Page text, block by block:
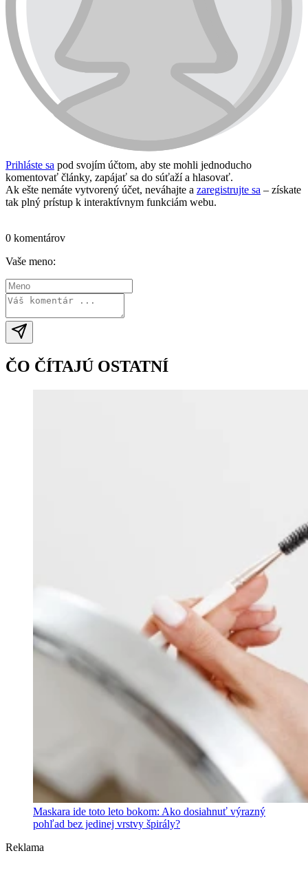
Prihláste sa pod svojím účtom, aby ste mohli jednoducho
komentovať články, zapájať sa do súťaží a hlasovať.
Ak ešte nemáte vytvorený účet, neváhajte a zaregistrujte sa – získate
tak plný prístup k interaktívnym funkciám webu.
0 komentárov
Vaše meno:
ČO ČÍTAJÚ OSTATNÍ
Maskara ide toto leto bokom: Ako dosiahnuť výrazný
pohľad bez jedinej vrstvy špirály?
Reklama